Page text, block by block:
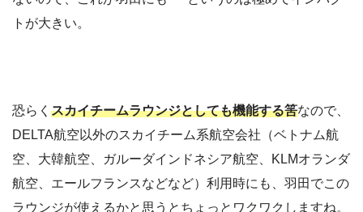
トが大きい。
恐らく スカイチームラウンジとしても機能する筈なので、
DELTA航空以外のスカイチーム系航空会社（ベトナム航
空、大韓航空、ガルーダインドネシア航空、KLMオランダ
航空、エールフランスなどなど）利用時にも、羽田でこの
ラウンジが使えるかと思うとちょっとワクワクしますね。